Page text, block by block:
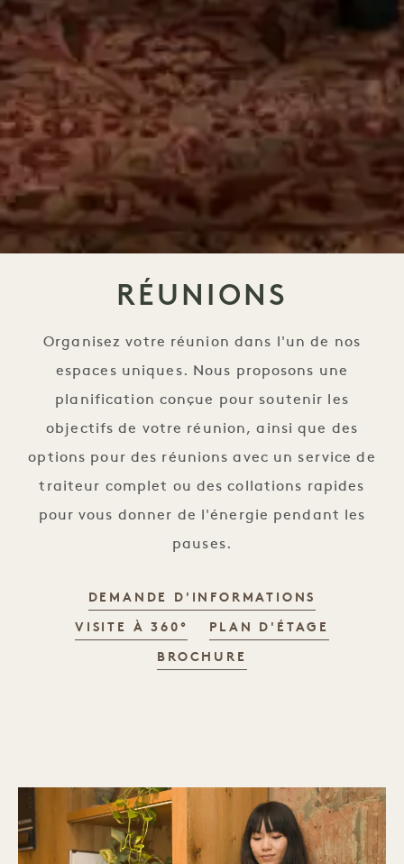
RÉUNIONS
Organisez votre réunion dans l'un de nos
espaces uniques. Nous proposons une
planification conçue pour soutenir les
objectifs de votre réunion, ainsi que des
options pour des réunions avec un service de
traiteur complet ou des collations rapides
pour vous donner de l'énergie pendant les
pauses.
DEMANDE D'INFORMATIONS
VISITE À 360° PLAN D'ÉTAGE
BROCHURE